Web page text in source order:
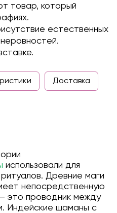
товар, который
естественных
Доставка
использовали для
Древние маги
непосредственную
это проводник между
Индейские шаманы с